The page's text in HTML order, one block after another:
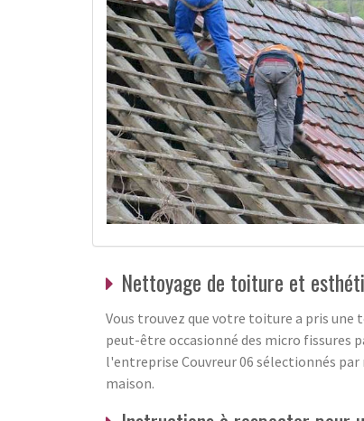
Nettoyage de toiture et
Vous trouvez que votre toiture a pris une
peut-être occasionné des micro fissures
l'entreprise Couvreur 06 sélectionnés
maison.